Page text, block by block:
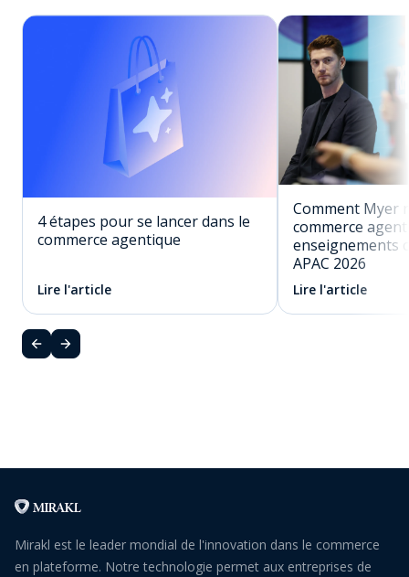
4 étapes pour se lancer dans le
commerce agentique
Lire l'article
Comment Myer
commerce
enseignements
APAC 2026
Lire l'article
Mirakl est le leader mondial de l'innovation dans le commerce
en plateforme. Notre technologie permet aux entreprises de